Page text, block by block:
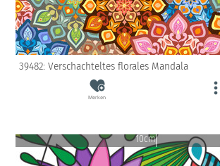
39482: Verschachteltes florales Mandala
Merken
10cm